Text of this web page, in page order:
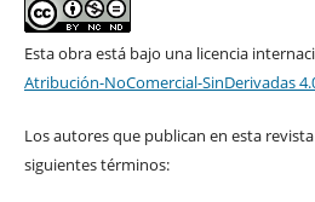
Esta obra está bajo una licencia
Atribución-NoComercial-SinDerivadas
Los autores que publican en esta
siguientes términos: